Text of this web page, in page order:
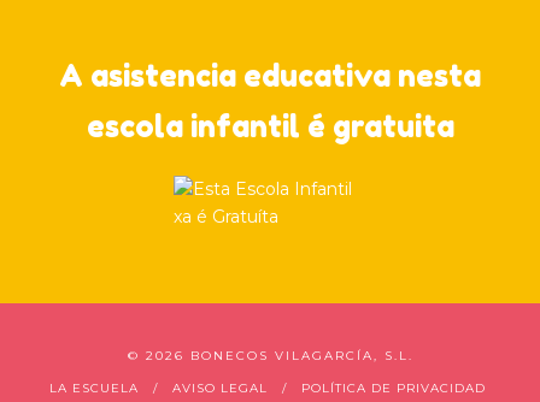
A asistencia educativa nesta
escola infantil é gratuita
© 2026 BONECOS VILAGARCÍA, S.L.
LA ESCUELA AVISO LEGAL POLÍTICA DE PRIVACIDAD